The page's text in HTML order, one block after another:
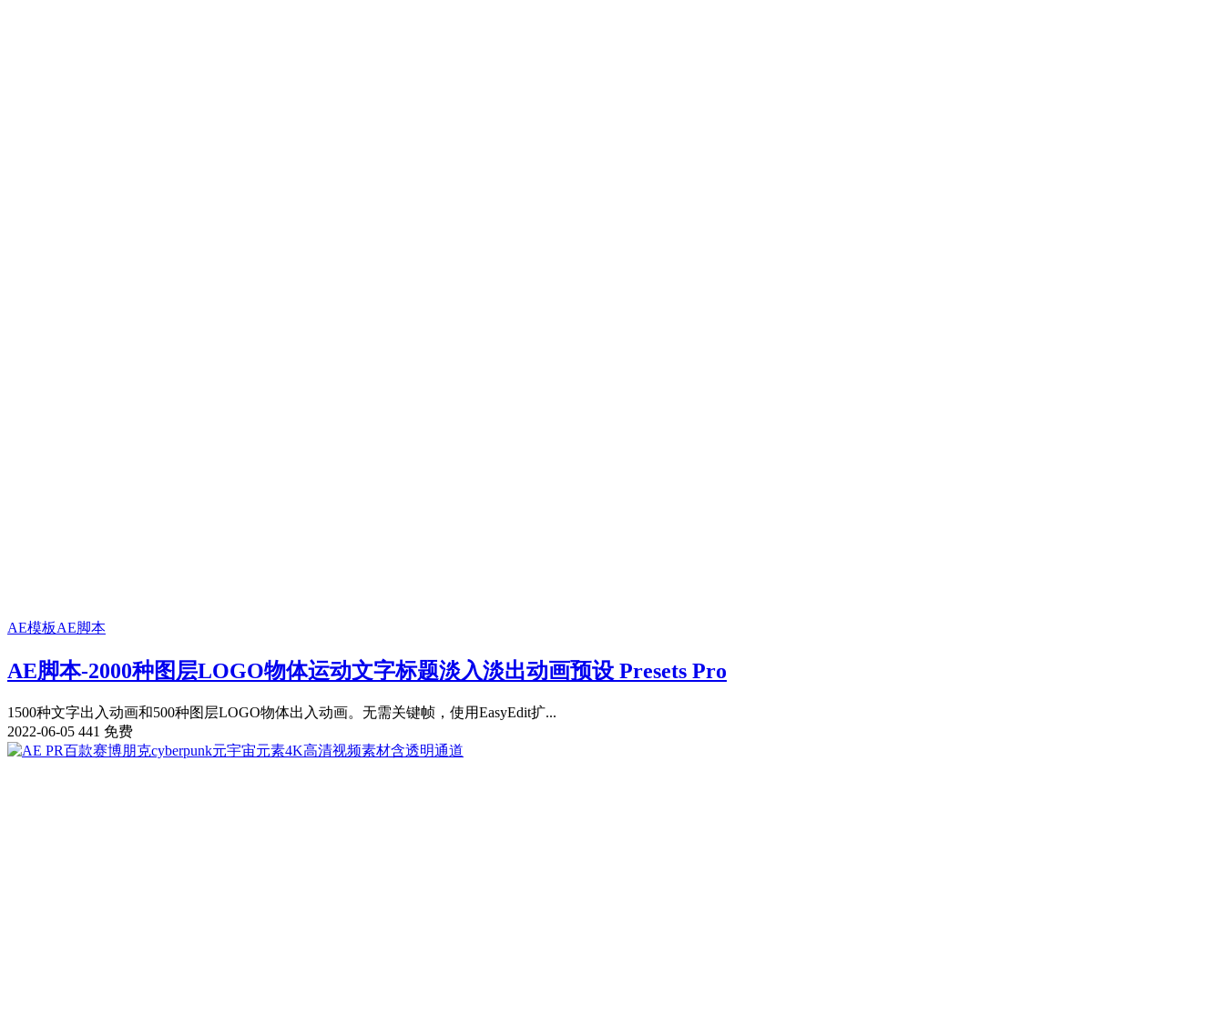
AE模板AE脚本
AE脚本-2000种图层LOGO物体运动文字标题淡入淡出动画预设 Presets Pro
1500种文字出入动画和500种图层LOGO物体出入动画。无需关键帧，使用EasyEdit扩...
2022-06-05 441 免费